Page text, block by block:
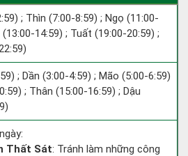
; Thìn (7:00-8:59) ; Ngọ (11:00-
(13:00-14:59) ; Tuất (19:00-20:59) ;
; Dần (3:00-4:59) ; Mão (5:00-6:59)
; Thân (15:00-16:59) ; Dậu
Thất Sát: Tránh làm những công